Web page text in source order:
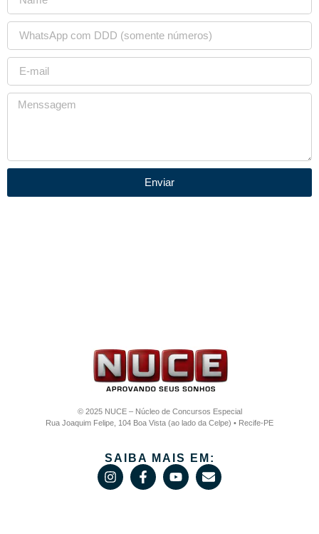
Enviar
© 2025 NUCE – Núcleo de Concursos Especial
Rua Joaquim Felipe, 104 Boa Vista (ao lado da Celpe) • Recife-PE
SAIBA MAIS EM: